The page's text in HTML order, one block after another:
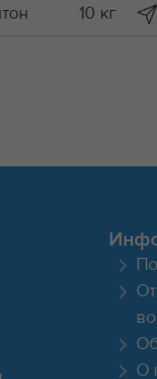
10 кг
О